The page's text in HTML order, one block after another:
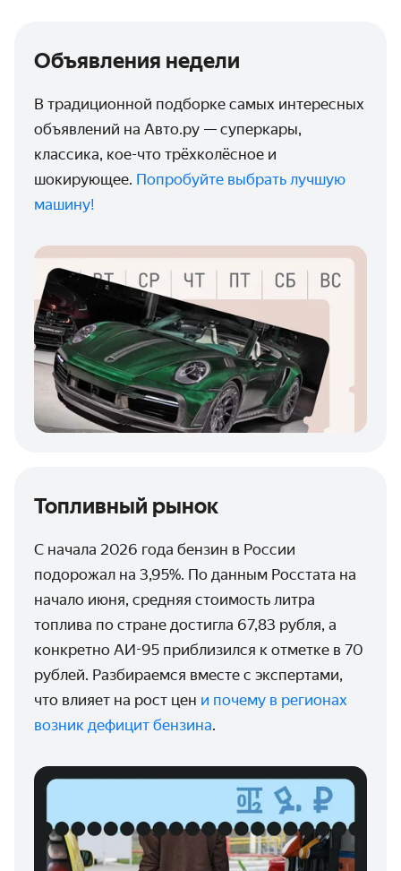
Объявления недели
В традиционной подборке самых интересных
объявлений на Авто.ру — суперкары,
классика, кое-что трёхколёсное и
шокирующее. Попробуйте выбрать лучшую
машину!
Топливный рынок
С начала 2026 года бензин в России
подорожал на 3,95%. По данным Росстата на
начало июня, средняя стоимость литра
топлива по стране достигла 67,83 рубля, а
конкретно АИ-95 приблизился к отметке в 70
рублей. Разбираемся вместе с экспертами,
что влияет на рост цен и почему в регионах
возник дефицит бензина.